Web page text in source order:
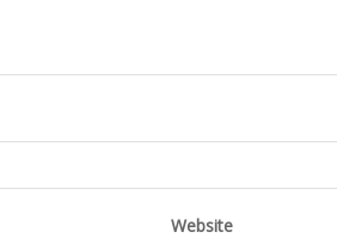
Website